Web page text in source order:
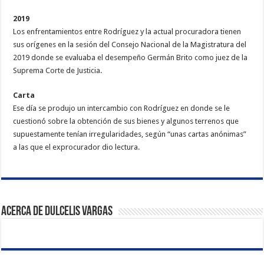
2019
Los enfrentamientos entre Rodríguez y la actual procuradora tienen
sus orígenes en la sesión del Consejo Nacional de la Magistratura del
2019 donde se evaluaba el desempeño Germán Brito como juez de la
Suprema Corte de Justicia.
Carta
Ese día se produjo un intercambio con Rodríguez en donde se le
cuestionó sobre la obtención de sus bienes y algunos terrenos que
supuestamente tenían irregularidades, según “unas cartas anónimas”
a las que el exprocurador dio lectura.
Acerca de Dulcelis Vargas